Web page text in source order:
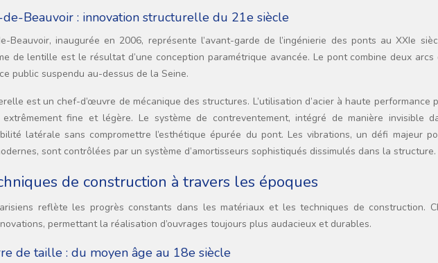
Beauvoir : innovation structurelle du 21e siècle
Beauvoir, inaugurée en 2006, représente l’avant-garde de l’ingénierie des ponts au XXIe
de lentille est le résultat d’une conception paramétrique avancée. Le pont combine deux arcs
public suspendu au-dessus de la Seine.
est un chef-d’œuvre de mécanique des structures. L’utilisation d’acier à haute performance
extrêmement fine et légère. Le système de contreventement, intégré de manière invisible
latérale sans compromettre l’esthétique épurée du pont. Les vibrations, un défi majeur
sont contrôlées par un système d’amortisseurs sophistiqués dissimulés dans la structure.
de construction à travers les époques
reflète les progrès constants dans les matériaux et les techniques de construction.
permettant la réalisation d’ouvrages toujours plus audacieux et durables.
de taille : du moyen âge au 18e siècle